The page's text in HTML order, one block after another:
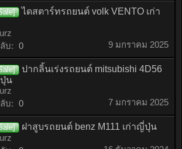
ไดสตาร์ทรถยนต์ volk VENTO เก่า
บ: 0 9 มกราคม 2025
ปากลิ้นเร่งรถยนต์ mitsubishi 4D56
น
บ: 0 7 มกราคม 2025
ฝาสูบรถยนต์ benz M111 เก่าญี่ปุ่น